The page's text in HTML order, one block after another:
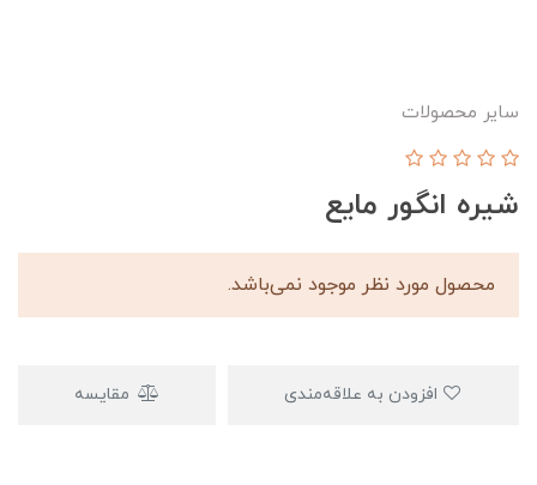
سایر محصولات
شیره انگور مایع
محصول مورد نظر موجود نمی‌باشد.
مقایسه